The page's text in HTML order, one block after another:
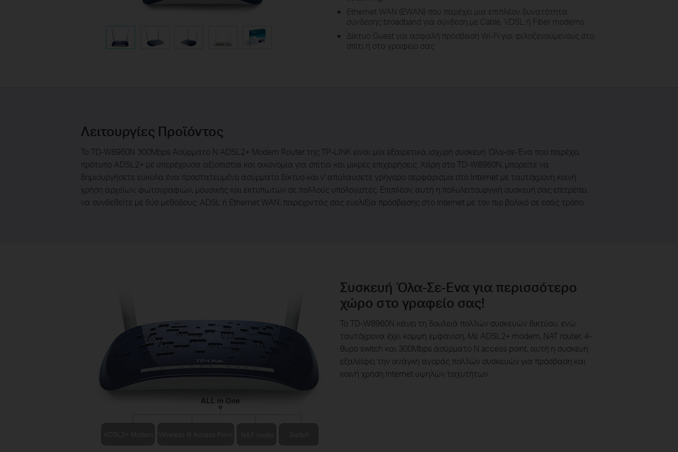
Ethernet WAN (EWAN) που παρέχει μια επιπλέον δυνατότητα
σύνδεσης broadband για σύνδεση με Cable, VDSL ή Fiber modems
Δίκτυο Guest για ασφαλή πρόσβαση Wi-Fi για φιλοξενούμενους στο
σπίτι ή στο γραφείο σας
Λειτουργίες Προϊόντος
Το TD-W8960N 300Mbps Ασύρματο N ADSL2+ Modem Router της TP-LINK είναι μία εξαιρετικά ισχυρή συσκευή Όλα-σε-Ένα που παρέχει
πρότυπο ADSL2+ με υπερέχουσα αξιοπιστία και οικονομία για σπίτια και μικρές επιχειρήσεις. Χάρη στο TD-W8960N, μπορείτε να
δημιουργήσετε εύκολα ένα προστατευμένο ασύρματο δίκτυο και ν' απολαύσετε γρήγορο σερφάρισμα στο Internet με ταυτόχρονη κοινή
χρήση αρχείων, φωτογραφιών, μουσικής και εκτυπωτών σε πολλούς υπολογιστές. Επιπλέον, αυτή η πολυλειτουργική συσκευή σας επιτρέπει
να συνδεθείτε με δύο μεθόδους: ADSL ή Ethernet WAN, παρέχοντάς σας ευελιξία πρόσβασης στο Internet με τον πιο βολικό σε εσάς τρόπο.
Συσκευή Όλα-Σε-Ενα για περισσότερο
χώρο στο γραφείο σας!
Το TD-W8960N κάνει τη δουλειά πολλών συσκευών δικτύου, ενώ
ταυτόχρονα έχει κομψή εμφάνιση, Με ADSL2+ modem, NAT router, 4-
θυρο switch και 300Mbps ασύρματο N access point, αυτή η συσκευή
εξαλείφει την ανάγκη αγοράς πολλών συσκευών για πρόσβαση και
κοινή χρήση Internet υψηλών ταχυτήτων.